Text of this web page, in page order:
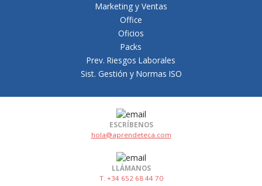
Marketing y Ventas
Office
Oficios
Packs
Prev. Riesgos Laborales
Sist. Gestión y Normas ISO
ESCRÍBENOS
hola@aprendeteca.com
LLÁMANOS
T. +34 652 68 44 70